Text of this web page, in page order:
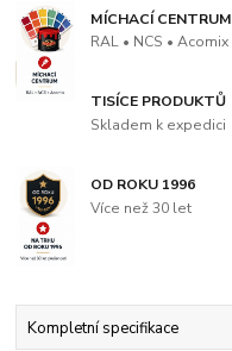
MÍCHACÍ CENTRUM
RAL • NCS • Acomix
TISÍCE PRODUKTŮ
Skladem k expedici
OD ROKU 1996
Více než 30 let
Kompletní specifikace